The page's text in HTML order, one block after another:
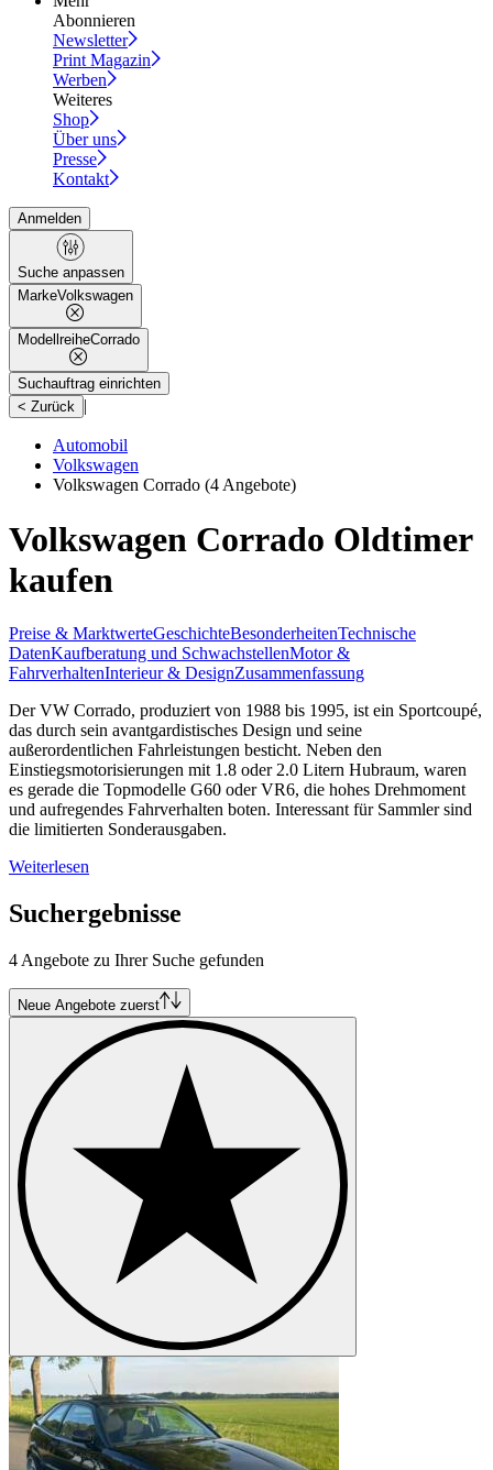
Abonnieren
Newsletter
Print Magazin
Werben
Weiteres
Shop
Über uns
Presse
Kontakt
Anmelden
Suche anpassen
MarkeVolkswagen
ModellreiheCorrado
Suchauftrag einrichten
< Zurück |
Automobil
Volkswagen
Volkswagen Corrado (4 Angebote)
Volkswagen Corrado Oldtimer
kaufen
Preise & MarktwerteGeschichteBesonderheitenTechnische
DatenKaufberatung und SchwachstellenMotor &
FahrverhaltenInterieur & DesignZusammenfassung
Der VW Corrado, produziert von 1988 bis 1995, ist ein Sportcoupé,
das durch sein avantgardistisches Design und seine
außerordentlichen Fahrleistungen besticht. Neben den
Einstiegsmotorisierungen mit 1.8 oder 2.0 Litern Hubraum, waren
es gerade die Topmodelle G60 oder VR6, die hohes Drehmoment
und aufregendes Fahrverhalten boten. Interessant für Sammler sind
die limitierten Sonderausgaben.
Weiterlesen
Suchergebnisse
4 Angebote zu Ihrer Suche gefunden
Neue Angebote zuerst